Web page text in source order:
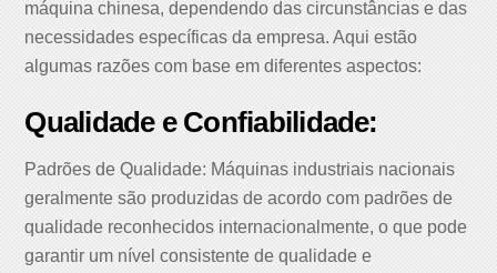
máquina chinesa, dependendo das circunstâncias e das
necessidades específicas da empresa. Aqui estão
algumas razões com base em diferentes aspectos:
Qualidade e Confiabilidade:
Padrões de Qualidade: Máquinas industriais nacionais
geralmente são produzidas de acordo com padrões de
qualidade reconhecidos internacionalmente, o que pode
garantir um nível consistente de qualidade e